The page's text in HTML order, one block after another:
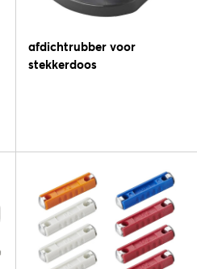
afdichtrubber voor
stekkerdoos